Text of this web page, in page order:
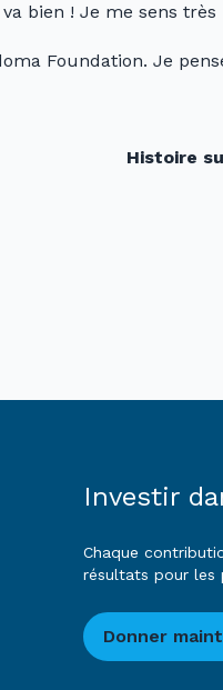
bien ! Je me sens très
Foundation. Je
Histoire
Investir
Chaque
résultats pour les
Donner